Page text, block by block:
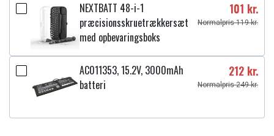
NEXTBATT 48-i-1
præcisionsskruetrækkersæt
med opbevaringsboks
101 kr.
Normalpris 119 kr.
AC011353, 15.2V, 3000mAh
batteri
212 kr.
Normalpris 249 kr.